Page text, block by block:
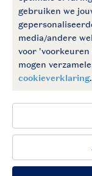
Vakantietips &